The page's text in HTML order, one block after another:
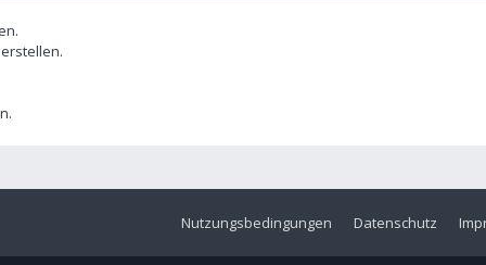
Datenschutz
Nutzungsbedingungen